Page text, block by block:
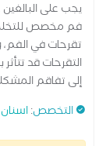
يجب على
فم مخصص للتخلص
تقرحات في الفم،
التقرحات قد
إلى تفاقم
التخصص:اسنان